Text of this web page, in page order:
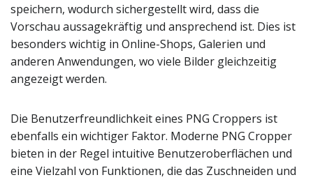
speichern, wodurch sichergestellt wird, dass die
Vorschau aussagekräftig und ansprechend ist. Dies ist
besonders wichtig in Online-Shops, Galerien und
anderen Anwendungen, wo viele Bilder gleichzeitig
angezeigt werden.
Die Benutzerfreundlichkeit eines PNG Croppers ist
ebenfalls ein wichtiger Faktor. Moderne PNG Cropper
bieten in der Regel intuitive Benutzeroberflächen und
eine Vielzahl von Funktionen, die das Zuschneiden und